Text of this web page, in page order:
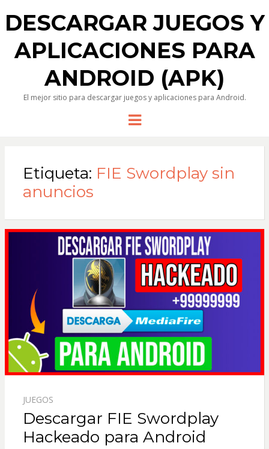
DESCARGAR JUEGOS Y
APLICACIONES PARA
ANDROID (APK)
El mejor sitio para descargar juegos y aplicaciones para Android.
Menu
Etiqueta: FIE Swordplay sin
anuncios
JUEGOS
Descargar FIE Swordplay
Hackeado para Android